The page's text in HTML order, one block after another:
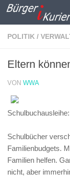
Zum Inhalt
POLITIK /
Eltern
VON WWA
Schulbücher
Familienbudgets.
Familien helfen.
nicht, aber